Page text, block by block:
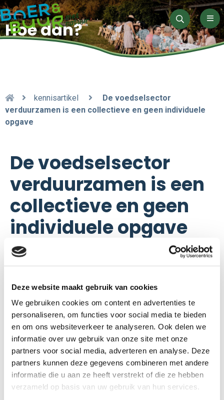
Deze website maakt gebruik van cookies
We gebruiken cookies om content en advertenties te
personaliseren, om functies voor social media te bieden
en om ons websiteverkeer te analyseren. Ook delen we
informatie over uw gebruik van onze site met onze
partners voor social media, adverteren en analyse. Deze
partners kunnen deze gegevens combineren met andere
informatie die u aan ze heeft verstrekt of die ze hebben
verzameld op basis van uw gebruik van hun services.
Zoeken
Hoe dan?
kennisartikel
De voedselsector
verduurzamen is een collectieve en geen individuele
opgave
De voedselsector
verduurzamen is een
collectieve en geen
individuele opgave
In dit artikel wordt met voorbeelden uit de
praktijk gekeken hoe instellingen kunnen